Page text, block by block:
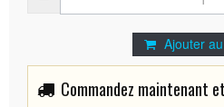
Ajouter
Commandez maintenant